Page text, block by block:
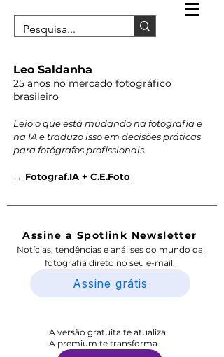
Leo Saldanha
25 anos no mercado fotográfico
brasileiro
Leio o que está mudando na fotografia e
na IA e traduzo isso em decisões práticas
para fotógrafos profissionais.
→ Fotograf.IA + C.E.Foto
Assine a Spotlink Newsletter
Notícias, tendências e análises do mundo da
fotografia direto no seu e-mail.
Assine grátis
A versão gratuita te atualiza.
A premium te transforma.